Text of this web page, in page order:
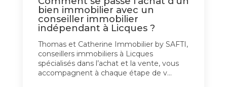
bien immobilier avec un
conseiller immobilier
indépendant à Licques ?
Thomas et Catherine Immobilier by SAFTI,
conseillers immobiliers à Licques
spécialisés dans l’achat et la vente, vous
accompagnent à chaque étape de v...